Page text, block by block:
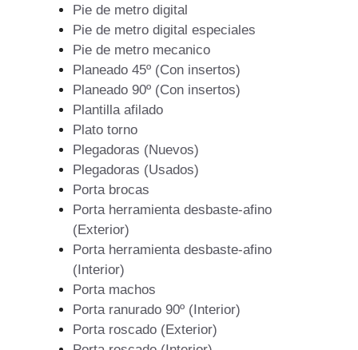
Pie de metro digital
Pie de metro digital especiales
Pie de metro mecanico
Planeado 45º (Con insertos)
Planeado 90º (Con insertos)
Plantilla afilado
Plato torno
Plegadoras (Nuevos)
Plegadoras (Usados)
Porta brocas
Porta herramienta desbaste-afino
(Exterior)
Porta herramienta desbaste-afino
(Interior)
Porta machos
Porta ranurado 90º (Interior)
Porta roscado (Exterior)